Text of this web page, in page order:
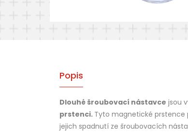
Popis
Dlouhé šroubovací nástavce jsou
prstenci. Tyto magnetické prstence
jejich spadnutí ze šroubovacích